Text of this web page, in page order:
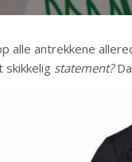
alle antrekkene
skikkelig statement?